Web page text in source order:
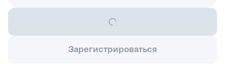
Зарегистрироваться